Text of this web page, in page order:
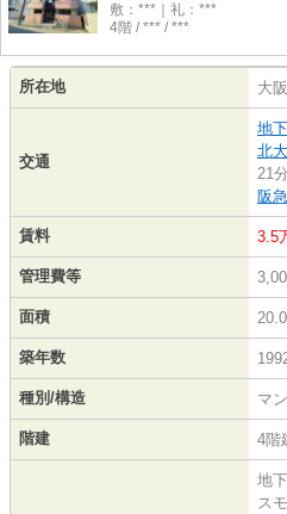
敷：***｜礼：***
4階 / *** / ***
所在地 大
交通
地
北
21分
阪
賃料 3.5
管理費等
面積
築年数
種別/構造 マ
階建 4階
地
ス